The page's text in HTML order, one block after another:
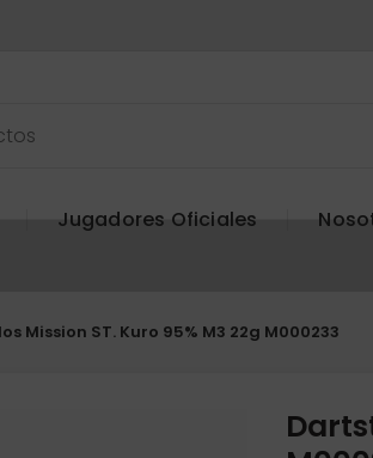
Jugadores Oficiales
Mission ST. Kuro 95% M3 22g M000233